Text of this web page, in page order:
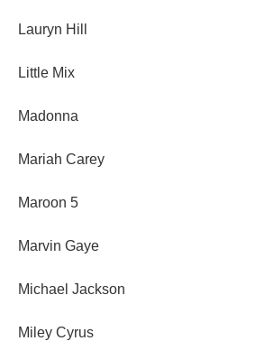
Lauryn Hill
Little Mix
Madonna
Mariah Carey
Maroon 5
Marvin Gaye
Michael Jackson
Miley Cyrus